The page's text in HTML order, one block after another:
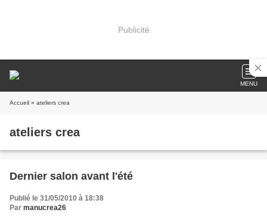
Publicité
MENU
Accueil » ateliers crea
ateliers crea
Dernier salon avant l'été
Publié le 31/05/2010 à 18:38
Par manucrea26